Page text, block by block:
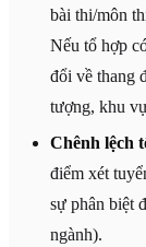
bài thi/môn
Nếu tổ hợp
đổi về thang
tượng, khu
Chênh lệch
điểm xét
sự phân biệt
ngành).